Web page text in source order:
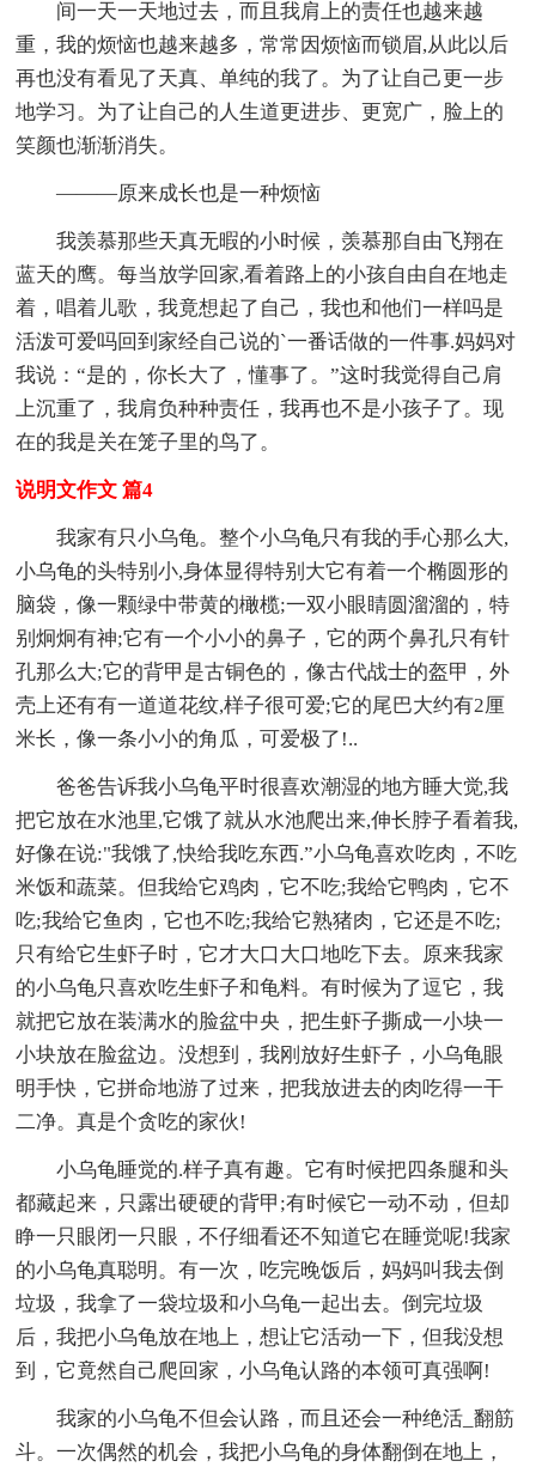
间一天一天地过去，而且我肩上的责任也越来越
重，我的烦恼也越来越多，常常因烦恼而锁眉,从此以后
再也没有看见了天真、单纯的我了。为了让自己更一步
地学习。为了让自己的人生道更进步、更宽广，脸上的
笑颜也渐渐消失。
———原来成长也是一种烦恼
我羡慕那些天真无暇的小时候，羡慕那自由飞翔在
蓝天的鹰。每当放学回家,看着路上的小孩自由自在地走
着，唱着儿歌，我竟想起了自己，我也和他们一样吗是
活泼可爱吗回到家经自己说的`一番话做的一件事.妈妈对
我说：“是的，你长大了，懂事了。”这时我觉得自己肩
上沉重了，我肩负种种责任，我再也不是小孩子了。现
在的我是关在笼子里的鸟了。
说明文作文 篇4
我家有只小乌龟。整个小乌龟只有我的手心那么大,
小乌龟的头特别小,身体显得特别大它有着一个椭圆形的
脑袋，像一颗绿中带黄的橄榄;一双小眼睛圆溜溜的，特
别炯炯有神;它有一个小小的鼻子，它的两个鼻孔只有针
孔那么大;它的背甲是古铜色的，像古代战士的盔甲，外
壳上还有有一道道花纹,样子很可爱;它的尾巴大约有2厘
米长，像一条小小的角瓜，可爱极了!..
爸爸告诉我小乌龟平时很喜欢潮湿的地方睡大觉,我
把它放在水池里,它饿了就从水池爬出来,伸长脖子看着我,
好像在说:"我饿了,快给我吃东西.”小乌龟喜欢吃肉，不吃
米饭和蔬菜。但我给它鸡肉，它不吃;我给它鸭肉，它不
吃;我给它鱼肉，它也不吃;我给它熟猪肉，它还是不吃;
只有给它生虾子时，它才大口大口地吃下去。原来我家
的小乌龟只喜欢吃生虾子和龟料。有时候为了逗它，我
就把它放在装满水的脸盆中央，把生虾子撕成一小块一
小块放在脸盆边。没想到，我刚放好生虾子，小乌龟眼
明手快，它拼命地游了过来，把我放进去的肉吃得一干
二净。真是个贪吃的家伙!
小乌龟睡觉的.样子真有趣。它有时候把四条腿和头
都藏起来，只露出硬硬的背甲;有时候它一动不动，但却
睁一只眼闭一只眼，不仔细看还不知道它在睡觉呢!我家
的小乌龟真聪明。有一次，吃完晚饭后，妈妈叫我去倒
垃圾，我拿了一袋垃圾和小乌龟一起出去。倒完垃圾
后，我把小乌龟放在地上，想让它活动一下，但我没想
到，它竟然自己爬回家，小乌龟认路的本领可真强啊!
我家的小乌龟不但会认路，而且还会一种绝活_翻筋
斗。一次偶然的机会，我把小乌龟的身体翻倒在地上，